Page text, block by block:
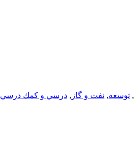
, توسعه, نفت و گاز , درسي و كمك درسي